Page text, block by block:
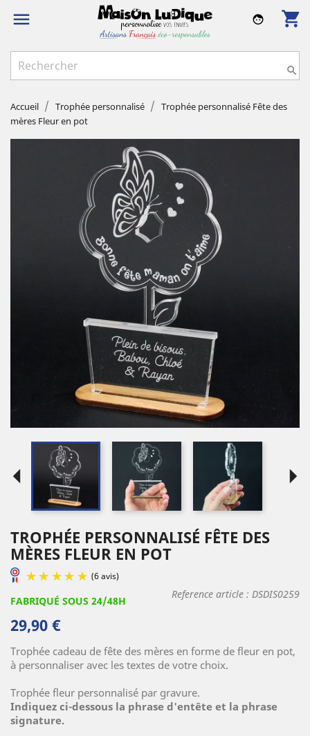
 shopping_cart
face

Accueil Trophée personnalisé
Trophée personnalisé Fête des
mères Fleur en pot
arrow_left arrow_right
TROPHÉE PERSONNALISÉ FÊTE DES
MÈRES FLEUR EN POT
FABRIQUÉ SOUS 24/48H
Reference article : DSDIS0259
29,90 €
Trophée cadeau de fête des mères en forme de fleur en pot,
à personnaliser avec les textes de votre choix.
Trophée fleur personnalisé par gravure.
Indiquez ci-dessous la phrase d'entête et la phrase
signature.